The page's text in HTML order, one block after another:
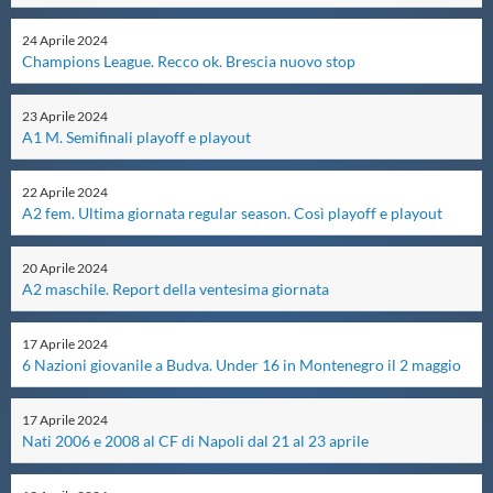
Master
Formazione
GUG
Scuole Nuoto
Propaganda
Centri Federali
Area Legislativa
24Aprile2024
Champions League. Recco ok. Brescia nuovo stop
23Aprile2024
A1 M. Semifinali playoff e playout
22Aprile2024
A2 fem. Ultima giornata regular season. Così playoff e playout
20Aprile2024
A2 maschile. Report della ventesima giornata
17Aprile2024
6 Nazioni giovanile a Budva. Under 16 in Montenegro il 2 maggio
17Aprile2024
Nati 2006 e 2008 al CF di Napoli dal 21 al 23 aprile